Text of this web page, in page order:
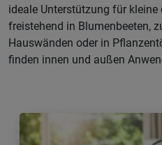
ideale Unterstützung für kleine
freistehend in Blumenbeeten,
Hauswänden oder in
finden innen und außen